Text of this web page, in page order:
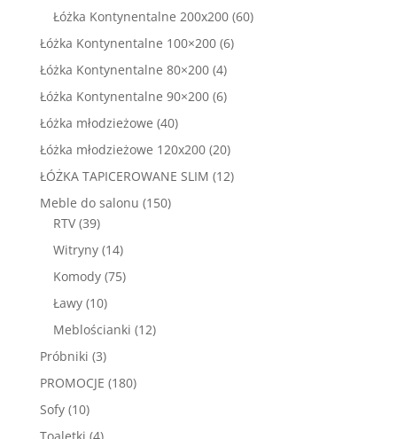
produktów
Łóżka Kontynentalne 200x200 6060
Łóżka Kontynentalne 100×200 66
Łóżka Kontynentalne 80×200 44
produkty
Łóżka Kontynentalne 90×200 66
Łóżka młodzieżowe 4040
produktów
Łóżka młodzieżowe 120x200 2020
produktów
ŁÓŻKA TAPICEROWANE SLIM 1212
Meble do salonu 150150
RTV 3939
produktów
Witryny 1414
produktów
Komody 7575
Ławy 1010
produktów
Meblościanki 1212
Próbniki 33
produkty
PROMOCJE 180180
Sofy 1010
produktów
4